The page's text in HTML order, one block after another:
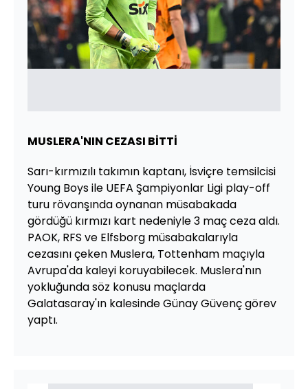
MUSLERA'NIN CEZASI BİTTİ
Sarı-kırmızılı takımın kaptanı, İsviçre temsilcisi
Young Boys ile UEFA Şampiyonlar Ligi play-off
turu rövanşında oynanan müsabakada
gördüğü kırmızı kart nedeniyle 3 maç ceza aldı.
PAOK, RFS ve Elfsborg müsabakalarıyla
cezasını çeken Muslera, Tottenham maçıyla
Avrupa'da kaleyi koruyabilecek. Muslera'nın
yokluğunda söz konusu maçlarda
Galatasaray'ın kalesinde Günay Güvenç görev
yaptı.